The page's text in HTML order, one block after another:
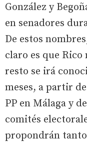
González y
en senadores
De estos
claro es que Rico
resto se irá
meses, a partir
PP en Málaga y
comités
propondrán